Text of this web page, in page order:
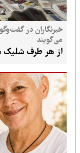
خبرنگاران در گفت‌وگو
می‌گویند
از هر طرف شلیک